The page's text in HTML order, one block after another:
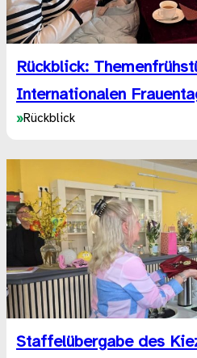
Rückblick:
Internationalen
»Rückblick
Staffelübergabe des